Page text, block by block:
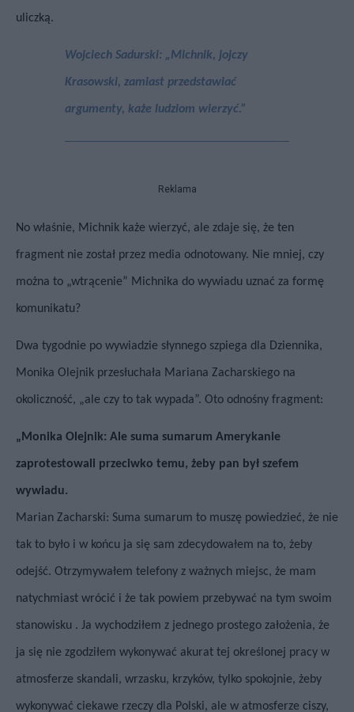
uliczką.
Wojciech Sadurski: „Michnik, jojczy
Krasowski, zamiast przedstawiać
argumenty, każe ludziom wierzyć.”
Reklama
No właśnie, Michnik każe wierzyć, ale zdaje się, że ten
fragment nie został przez media odnotowany. Nie mniej, czy
można to „wtrącenie” Michnika do wywiadu uznać za formę
komunikatu?
Dwa tygodnie po wywiadzie słynnego szpiega dla Dziennika,
Monika Olejnik przesłuchała Mariana Zacharskiego na
okoliczność, „ale czy to tak wypada”. Oto odnośny fragment:
„Monika Olejnik: Ale suma sumarum Amerykanie
zaprotestowali przeciwko temu, żeby pan był szefem
wywiadu.
Marian Zacharski: Suma sumarum to muszę powiedzieć, że nie
tak to było i w końcu ja się sam zdecydowałem na to, żeby
odejść. Otrzymywałem telefony z ważnych miejsc, że mam
natychmiast wrócić i że tak powiem przebywać na tym swoim
stanowisku . Ja wychodziłem z jednego prostego założenia, że
ja się nie zgodziłem wykonywać akurat tej określonej pracy w
atmosferze skandali, wrzasku, krzyków, tylko spokojnie, żeby
wykonywać ciekawe rzeczy dla Polski, ale w atmosferze ciszy,